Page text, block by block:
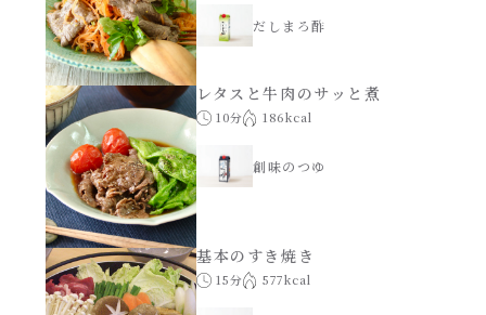
だしまろ酢
レタスと牛肉のサッと煮
10分 186kcal
創味のつゆ
基本のすき焼き
15分 577kcal